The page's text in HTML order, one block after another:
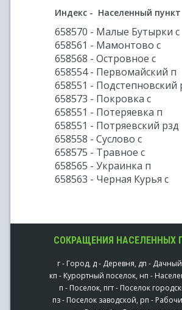
Индекс - Населенный пункт
658570 - Малые Бутырки с
658561 - Мамонтово с
658568 - Островное с
658554 - Первомайский п
658551 - Подстепновский
658573 - Покровка с
658551 - Потеряевка п
658551 - Потряевский рзд
658558 - Суслово с
658575 - Травное с
658565 - Украинка п
658563 - Черная Курья с
СОКРАЩЕНИЯ НАСЕЛЕННЫХ
г - Город, д - Деревня, дп -
кп - Курортный поселок, нп -
п - Поселок, пгт - Поселок
пз - Поселок заводской, рп -